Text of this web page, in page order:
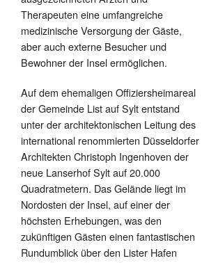
Therapeuten eine umfangreiche
medizinische Versorgung der Gäste,
aber auch externe Besucher und
Bewohner der Insel ermöglichen.
Auf dem ehemaligen Offiziersheimareal
der Gemeinde List auf Sylt entstand
unter der architektonischen Leitung des
international renommierten Düsseldorfer
Architekten Christoph Ingenhoven der
neue Lanserhof Sylt auf 20.000
Quadratmetern. Das Gelände liegt im
Nordosten der Insel, auf einer der
höchsten Erhebungen, was den
zukünftigen Gästen einen fantastischen
Rundumblick über den Lister Hafen